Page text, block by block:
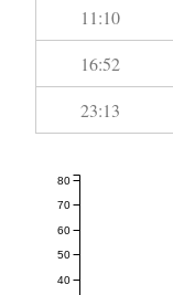
11:10
16:52
23:13
40
50
60
70
80